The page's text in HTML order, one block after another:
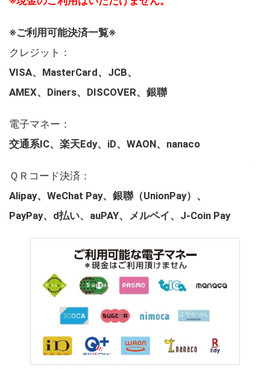
※ご利用可能決済一覧※
クレジット：
VISA、MasterCard、JCB、
AMEX、Diners、DISCOVER、銀聯
電子マネー：
交通系IC、楽天Edy、iD、WAON、nanaco
ＱＲコード決済：
Alipay、WeChat Pay、銀聯（UnionPay）、
PayPay、d払い、auPAY、メルペイ、J-Coin Pay